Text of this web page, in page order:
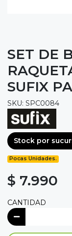
SET DE
SUFIX
SKU: SPC0084
Stock por
Pocas Unidades.
$ 7.990
CANTIDAD